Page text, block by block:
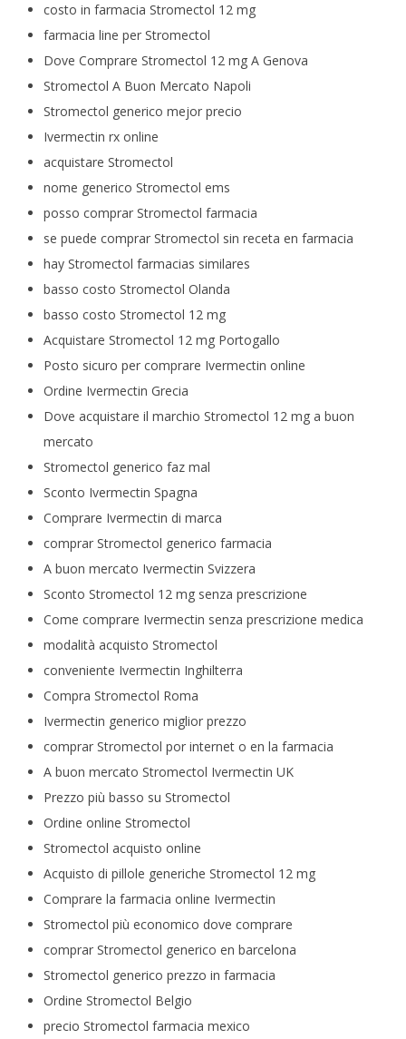
costo in farmacia Stromectol 12 mg
farmacia line per Stromectol
Dove Comprare Stromectol 12 mg A Genova
Stromectol A Buon Mercato Napoli
Stromectol generico mejor precio
Ivermectin rx online
acquistare Stromectol
nome generico Stromectol ems
posso comprar Stromectol farmacia
se puede comprar Stromectol sin receta en farmacia
hay Stromectol farmacias similares
basso costo Stromectol Olanda
basso costo Stromectol 12 mg
Acquistare Stromectol 12 mg Portogallo
Posto sicuro per comprare Ivermectin online
Ordine Ivermectin Grecia
Dove acquistare il marchio Stromectol 12 mg a buon
mercato
Stromectol generico faz mal
Sconto Ivermectin Spagna
Comprare Ivermectin di marca
comprar Stromectol generico farmacia
A buon mercato Ivermectin Svizzera
Sconto Stromectol 12 mg senza prescrizione
Come comprare Ivermectin senza prescrizione medica
modalità acquisto Stromectol
conveniente Ivermectin Inghilterra
Compra Stromectol Roma
Ivermectin generico miglior prezzo
comprar Stromectol por internet o en la farmacia
A buon mercato Stromectol Ivermectin UK
Prezzo più basso su Stromectol
Ordine online Stromectol
Stromectol acquisto online
Acquisto di pillole generiche Stromectol 12 mg
Comprare la farmacia online Ivermectin
Stromectol più economico dove comprare
comprar Stromectol generico en barcelona
Stromectol generico prezzo in farmacia
Ordine Stromectol Belgio
precio Stromectol farmacia mexico